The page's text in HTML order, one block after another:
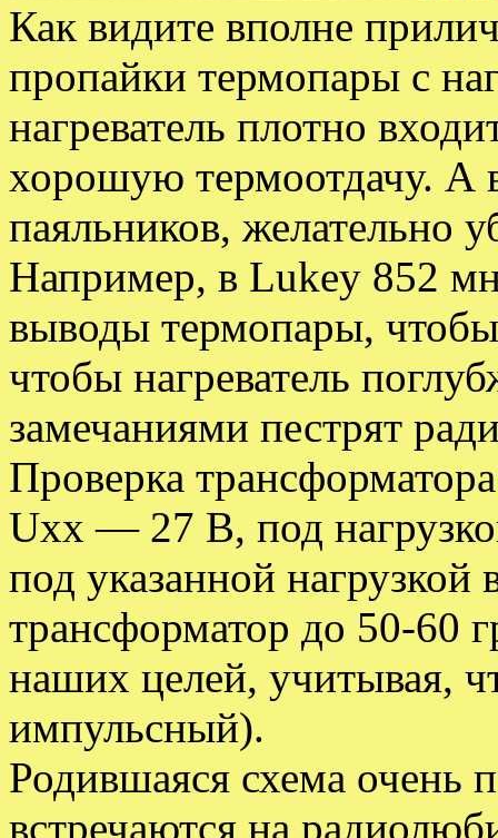
Как видите вполне
пропайки термопары с
нагреватель плотно
хорошую термоотдачу. А
паяльников, желательно
Например, в Lukey 852
выводы термопары,
чтобы нагреватель
замечаниями пестрят
Проверка
Uxx — 27 В, под
под указанной нагрузкой
трансформатор до 50-60
наших целей, учитывая,
импульсный).
Родившаяся схема очень
встречаются на